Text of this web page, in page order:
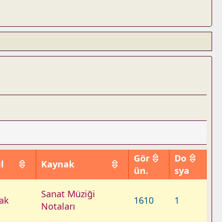
Kaynak
Gör
ün.
Do
sya
Sanat Müziği
Notaları
1610 1